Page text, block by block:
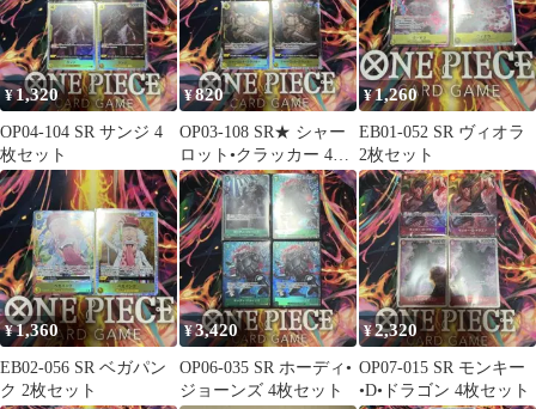
¥1,320
OP04-104 SR サンジ 4
枚セット
¥820
OP03-108 SR★ シャー
ロット•クラッカー 4枚
セット
¥1,260
EB01-052 SR ヴィオラ
2枚セット
¥1,360
EB02-056 SR ベガパン
ク 2枚セット
¥3,420
OP06-035 SR ホーディ•
ジョーンズ 4枚セット
¥2,320
OP07-015 SR モンキー
•D•ドラゴン 4枚セット